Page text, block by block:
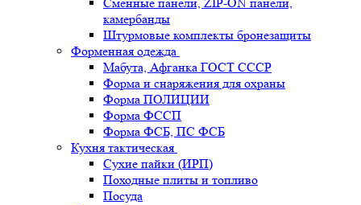
камербанды
Штурмовые комплекты бронезащиты
Форменная одежда
Мабута, Афганка ГОСТ СССР
Форма и снаряжения для охраны
Форма ПОЛИЦИИ
Форма ФССП
Форма ФСБ, ПС ФСБ
Кухня тактическая
Сухие пайки (ИРП)
Походные плиты и топливо
Посуда